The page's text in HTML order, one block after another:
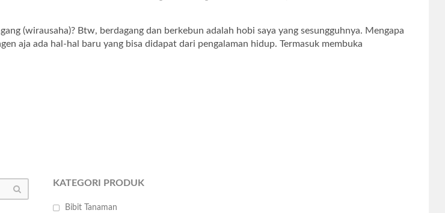
(wirausaha)? Btw, berdagang dan berkebun adalah hobi saya yang sesungguhnya. Mengapa
aja ada hal-hal baru yang bisa didapat dari pengalaman hidup. Termasuk membuka
KATEGORI PRODUK
Bibit Tanaman